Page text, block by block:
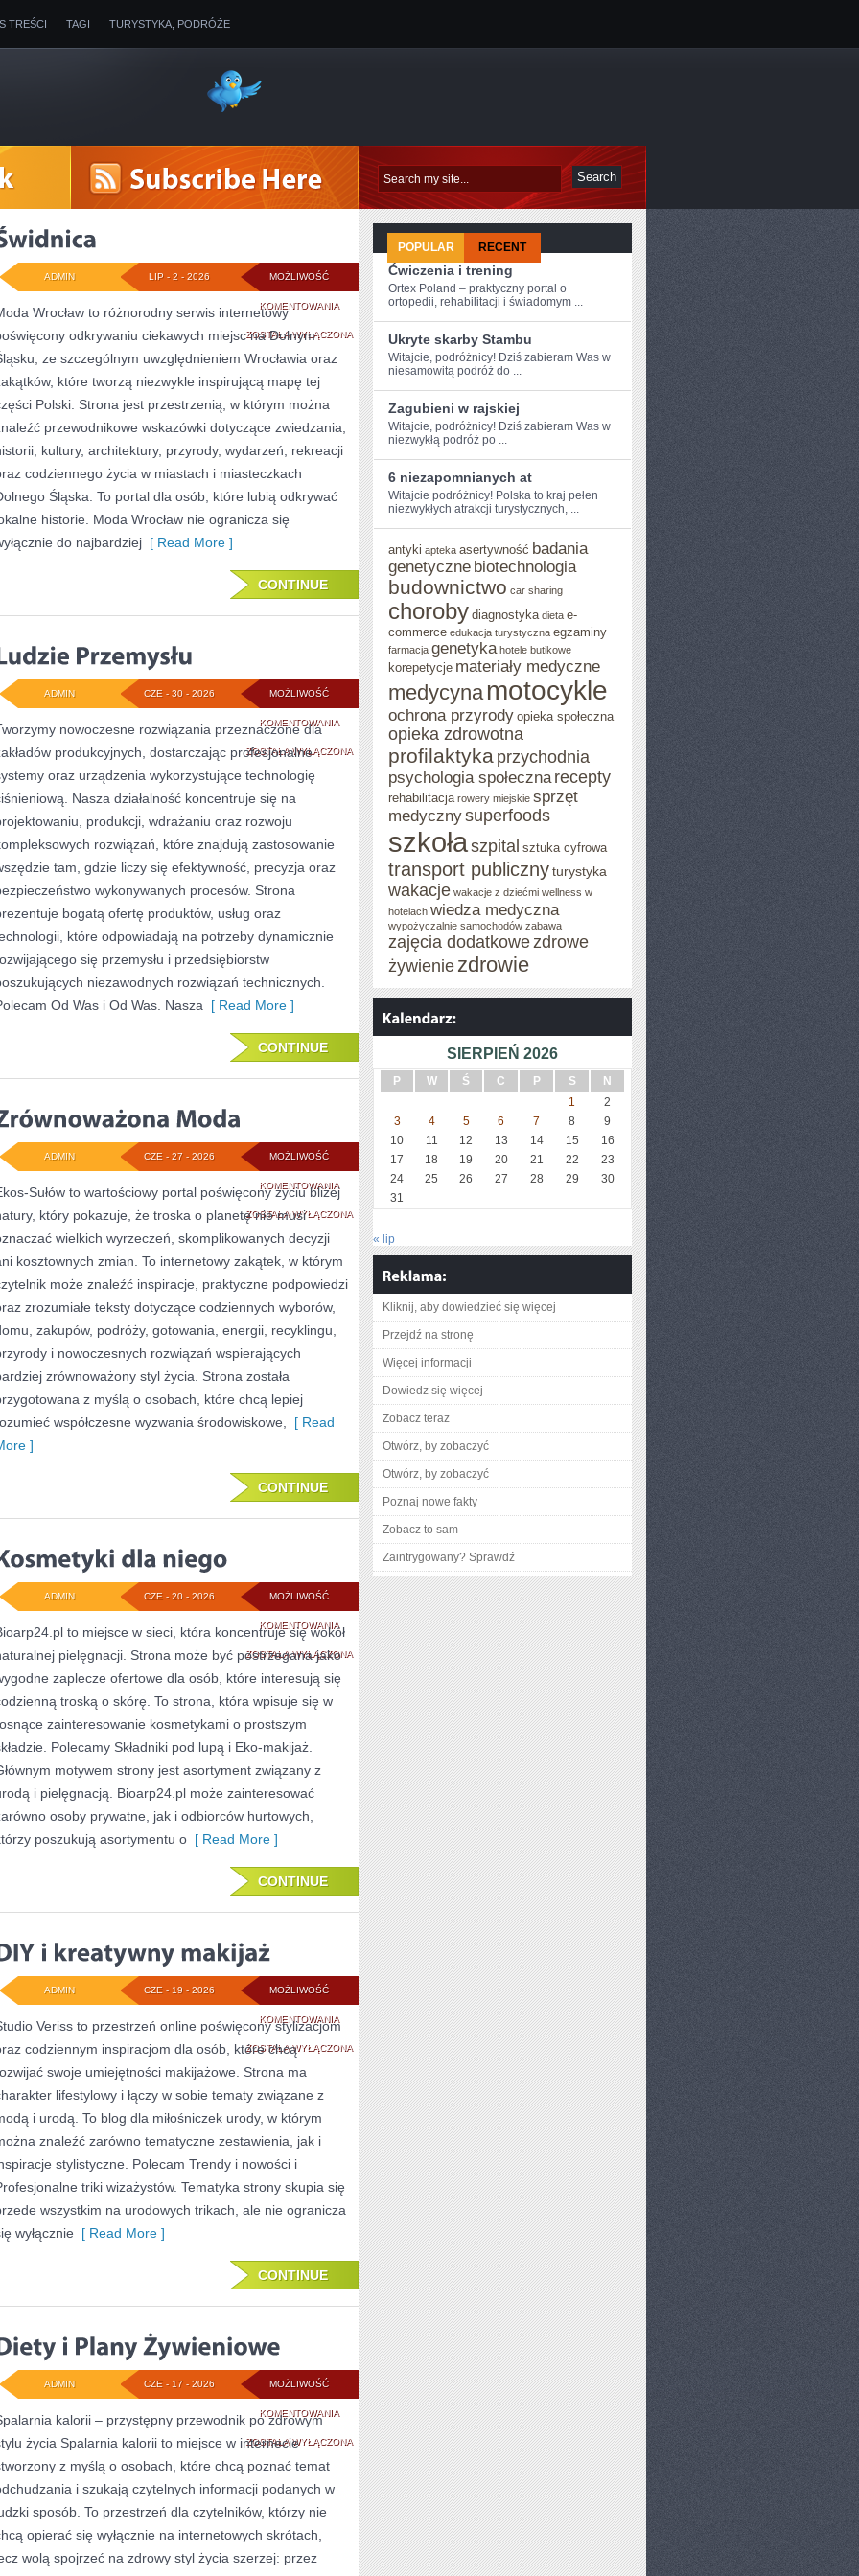
TREŚCI TAGI TURYSTYKA, PODRÓŻE
MOŻLIWOŚĆ
KOMENTOWANIAŚWIDNICA
ZOSTAŁA WYŁĄCZONA
LIP - 2 - 2026
ADMIN
Wrocław to różnorodny serwis internetowy
odkrywaniu ciekawych miejsc na Dolnym
ze szczególnym uwzględnieniem Wrocławia oraz
które tworzą niezwykle inspirującą mapę tej
Polski. Strona jest przestrzenią, w którym można
przewodnikowe wskazówki dotyczące zwiedzania,
kultury, architektury, przyrody, wydarzeń, rekreacji
codziennego życia w miastach i miasteczkach
Śląska. To portal dla osób, które lubią odkrywać
historie. Moda Wrocław nie ogranicza się
do najbardziej [ Read More ]
CONTINUE
MOŻLIWOŚĆ
KOMENTOWANIALUDZIE
PRZEMYSŁU
ZOSTAŁA WYŁĄCZONA
CZE - 30 - 2026
ADMIN
nowoczesne rozwiązania przeznaczone dla
produkcyjnych, dostarczając profesjonalne
oraz urządzenia wykorzystujące technologię
Nasza działalność koncentruje się na
produkcji, wdrażaniu oraz rozwoju
rozwiązań, które znajdują zastosowanie
tam, gdzie liczy się efektywność, precyzja oraz
wykonywanych procesów. Strona
bogatą ofertę produktów, usług oraz
które odpowiadają na potrzeby dynamicznie
się przemysłu i przedsiębiorstw
niezawodnych rozwiązań technicznych.
Od Was i Od Was. Nasza [ Read More ]
CONTINUE
MOŻLIWOŚĆ
KOMENTOWANIAZRÓWNOWAŻONA
MODA
ZOSTAŁA WYŁĄCZONA
CZE - 27 - 2026
ADMIN
Sułów to wartościowy portal poświęcony życiu bliżej
który pokazuje, że troska o planetę nie musi
wielkich wyrzeczeń, skomplikowanych decyzji
kosztownych zmian. To internetowy zakątek, w którym
może znaleźć inspiracje, praktyczne podpowiedzi
zrozumiałe teksty dotyczące codziennych wyborów,
zakupów, podróży, gotowania, energii, recyklingu,
i nowoczesnych rozwiązań wspierających
zrównoważony styl życia. Strona została
z myślą o osobach, które chcą lepiej
współczesne wyzwania środowiskowe,
[ Read
]
CONTINUE
MOŻLIWOŚĆ
KOMENTOWANIAKOSMETYKI
DLA
NIEGO
ZOSTAŁA WYŁĄCZONA
CZE - 20 - 2026
ADMIN
to miejsce w sieci, która koncentruje się wokół
pielęgnacji. Strona może być postrzegana jako
zaplecze ofertowe dla osób, które interesują się
troską o skórę. To strona, która wpisuje się w
zainteresowanie kosmetykami o prostszym
Polecamy Składniki pod lupą i Eko-makijaż.
motywem strony jest asortyment związany z
i pielęgnacją. Bioarp24.pl może zainteresować
osoby prywatne, jak i odbiorców hurtowych,
poszukują asortymentu o [ Read More ]
CONTINUE
MOŻLIWOŚĆ
KOMENTOWANIADIY
I
KREATYWNY
MAKIJAŻ
ZOSTAŁA WYŁĄCZONA
CZE - 19 - 2026
ADMIN
Veriss to przestrzeń online poświęcony stylizacjom
codziennym inspiracjom dla osób, które chcą
swoje umiejętności makijażowe. Strona ma
lifestylowy i łączy w sobie tematy związane z
i urodą. To blog dla miłośniczek urody, w którym
znaleźć zarówno tematyczne zestawienia, jak i
stylistyczne. Polecam Trendy i nowości i
triki wizażystów. Tematyka strony skupia się
wszystkim na urodowych trikach, ale nie ogranicza
wyłącznie [ Read More ]
CONTINUE
MOŻLIWOŚĆ
KOMENTOWANIADIETY
I
PLANY
ŻYWIENIOWE
ZOSTAŁA WYŁĄCZONA
CZE - 17 - 2026
ADMIN
kalorii – przystępny przewodnik po zdrowym
życia Spalarnia kalorii to miejsce w internecie
z myślą o osobach, które chcą poznać temat
i szukają czytelnych informacji podanych w
sposób. To przestrzeń dla czytelników, którzy nie
opierać się wyłącznie na internetowych skrótach,
wolą spojrzeć na zdrowy styl życia szerzej: przez
POPULAR RECENT
Ćwiczenia i trening
Ortex Poland – praktyczny portal o
ortopedii, rehabilitacji i świadomym ...
Ukryte skarby Stambu
Witajcie, podróżnicy! Dziś zabieram Was w
niesamowitą​ podróż do ...
Zagubieni w rajskiej
Witajcie, podróżnicy!⁢ Dziś zabieram⁢ Was w
niezwykłą ​podróż po ...
6 niezapomnianych at
Witajcie podróżnicy! Polska to kraj pełen
niezwykłych atrakcji turystycznych, ...
antyki apteka asertywność badania
genetyczne biotechnologia
budownictwo car sharing
choroby diagnostyka dieta e-
commerce edukacja turystyczna egzaminy
farmacja genetyka hotele butikowe
korepetycje materiały medyczne
medycyna motocykle
ochrona przyrody opieka społeczna
opieka zdrowotna
profilaktyka przychodnia
psychologia społeczna recepty
rehabilitacja rowery miejskie sprzęt
medycznysuperfoods
szkołaszpital sztuka cyfrowa
transport publicznyturystyka
wakacje wakacje z dziećmi wellness w
hotelach wiedza medyczna
wypożyczalnie samochodów zabawa
zajęcia dodatkowezdrowe
żywienie zdrowie
SIERPIEŃ 2026
P W Ś C P S
N
1
2
3
4 5 6 7 8
9
10
11 12 13 14 15
16
17
18 19 20 21 22
23
24
25 26 27 28 29
30
31
« lip
Kliknij, aby dowiedzieć się więcej
Przejdź na stronę
Więcej informacji
Dowiedz się więcej
Zobacz teraz
Otwórz, by zobaczyć
Otwórz, by zobaczyć
Poznaj nowe fakty
Zobacz to sam
Zaintrygowany? Sprawdź